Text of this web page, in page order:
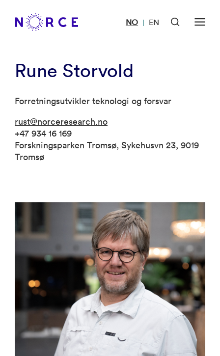
NO | EN
Rune Storvold
Forretningsutvikler teknologi og forsvar
rust@norceresearch.no
+47 934 16 169
Forskningsparken Tromsø, Sykehusvn 23, 9019
Tromsø